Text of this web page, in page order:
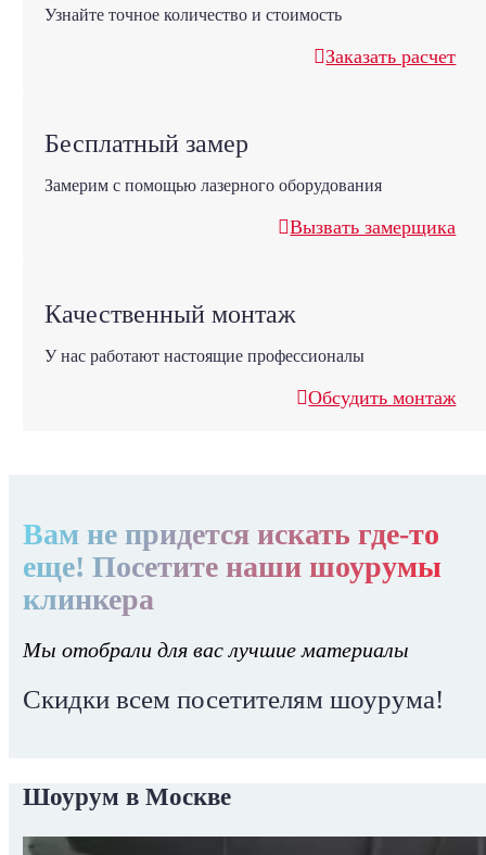
Узнайте точное количество и стоимость
Заказать расчет
Бесплатный замер
Замерим с помощью лазерного оборудования
Вызвать замерщика
Качественный монтаж
У нас работают настоящие профессионалы
Обсудить монтаж
Вам не придется искать где-то
еще! Посетите наши шоурумы
клинкера
Мы отобрали для вас лучшие материалы
Скидки всем посетителям шоурума!
Шоурум в Москве